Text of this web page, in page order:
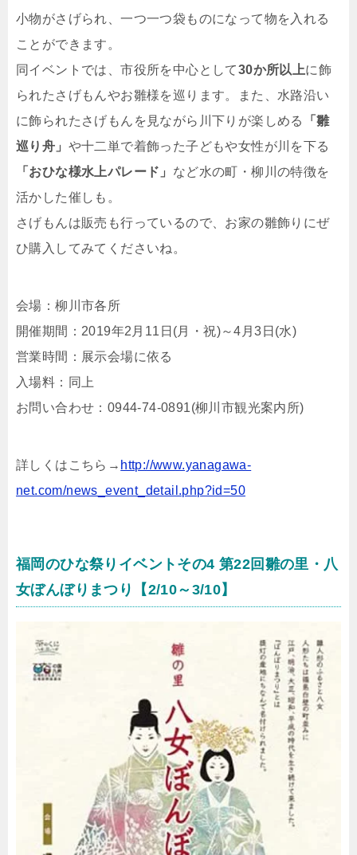
小物がさげられ、一つ一つ袋ものになって物を入れる
ことができます。
同イベントでは、市役所を中心として30か所以上に飾
られたさげもんやお雛様を巡ります。また、水路沿い
に飾られたさげもんを見ながら川下りが楽しめる
「雛
巡り舟」 や十二単で着飾った子どもや女性が川を下る
「おひな様水上パレード」 など水の町・柳川の特徴を
活かした催しも。
さげもんは販売も行っているので、お家の雛飾りにぜ
ひ購入してみてくださいね。
会場：柳川市各所
開催期間：2019年2月11日(月・祝)～4月3日(水)
営業時間：展示会場に依る
入場料：同上
お問い合わせ：0944-74-0891(柳川市観光案内所)
詳しくはこちら→ http://www.yanagawa-
net.com/news_event_detail.php?id=50
福岡のひな祭りイベントその4 第22回雛の里・八
女ぼんぼりまつり【2/10～3/10】